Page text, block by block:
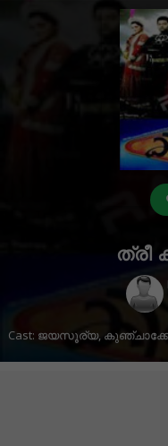
ത്രീ
Cast: ജയസൂര്യ,